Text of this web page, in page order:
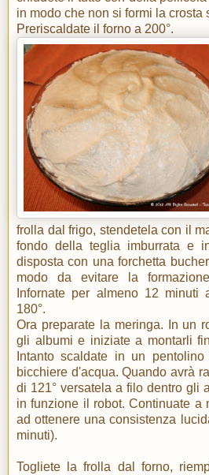
in modo che non si formi la crosta
Preriscaldate il forno a 200°.
frolla dal frigo, stendetela con il
fondo della teglia imburrata e
disposta con una forchetta
modo da evitare la
Infornate per almeno 12 minuti
180°.
Ora preparate la meringa. In un
gli albumi e iniziate a montarli
Intanto scaldate in un
bicchiere d'acqua. Quando avrà
di 121° versatela a filo dentro gli
in funzione il robot. Continuate a
ad ottenere una consistenza
minuti).
Togliete la frolla dal forno,